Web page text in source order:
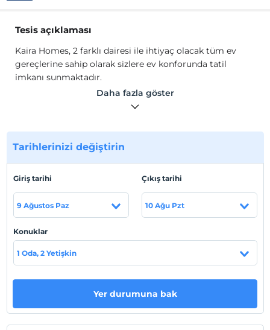
Tesis açıklaması
Kaira Homes, 2 farklı dairesi ile ihtiyaç olacak tüm ev
gereçlerine sahip olarak sizlere ev konforunda tatil
imkanı sunmaktadır.
Dairelerde klima, Wi-Fi, TV, banyo, duş, mutfak ve
mutfak gereçleri gibi olanaklar mevcuttur.
Ankara Çankaya'da konumlanmaktadır. Atakule'ye 2 dk.
restoranlara oldukça yakındır. Apartmanın hemen
önünde çocuk parkı ve açık alan mevcuttur.
Haritada Göster
Check/in
Daha fazla göster
Tarihlerinizi değiştirin
Giriş tarihi
9 Ağustos Paz
Çıkış tarihi
10 Ağu Pzt
Konuklar
1 Oda, 2 Yetişkin
Yer durumuna bak